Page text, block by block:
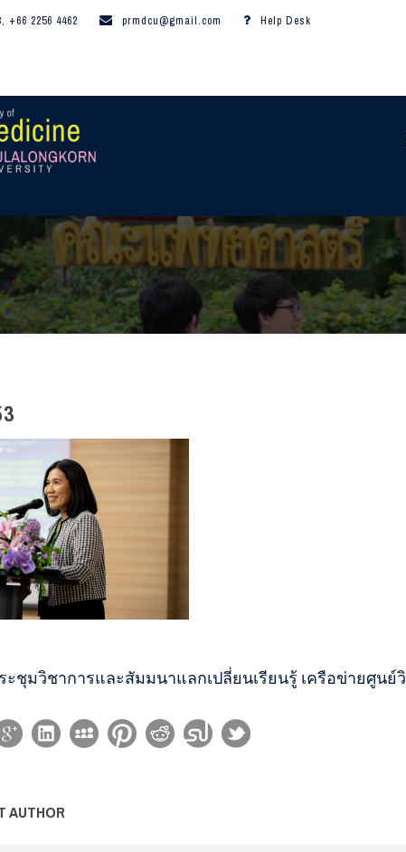
+66 2256 4462 prmdcu@gmail.com Help Desk
ะชุมวิชาการและสัมมนาแลกเปลี่ยนเรียนรู้ เครือข่ายศูน
AUTHOR